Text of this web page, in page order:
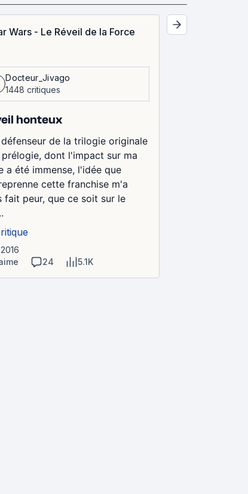
Wars - Le Réveil de la Force
Docteur_Jivago
1448 critiques
honteux
défenseur de la trilogie originale
dont l'impact sur ma
a été immense, l'idée que
cette franchise m'a
fait peur, que ce soit sur le
24 5.1K